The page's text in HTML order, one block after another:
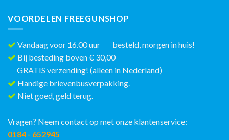
VOORDELEN FREEGUNSHOP
Vandaag voor 16.00 uur besteld, morgen in huis!
Bij besteding boven € 30,00
GRATIS verzending! (alleen in Nederland)
Handige brievenbusverpakking.
Niet goed, geld terug.
Vragen? Neem contact op met onze klantenservice:
0184 - 652945